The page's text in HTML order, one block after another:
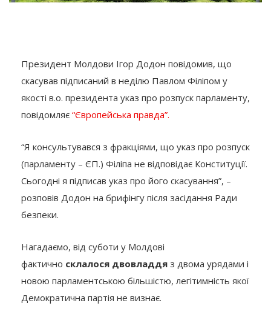
Президент Молдови Ігор Додон повідомив, що
скасував підписаний в неділю Павлом Філіпом у
якості в.о. президента указ про розпуск парламенту,
повідомляє “Європейська правда”.
“Я консультувався з фракціями, що указ про розпуск
(парламенту – ЄП.) Філіпа не відповідає Конституції.
Сьогодні я підписав указ про його скасування”, –
розповів Додон на брифінгу після засідання Ради
безпеки.
Нагадаємо, від суботи у Молдові
фактично склалося двовладдя з двома урядами і
новою парламентською більшістю, легітимність якої
Демократична партія не визнає.